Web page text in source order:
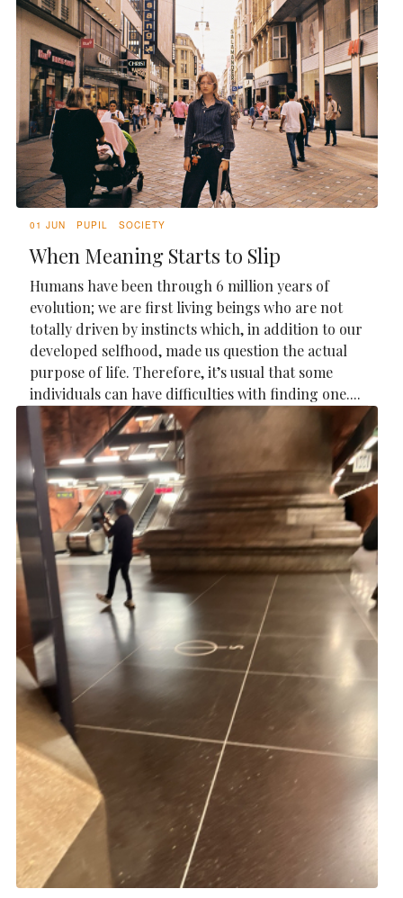
01 JUN PUPIL SOCIETY
When Meaning Starts to Slip
Humans have been through 6 million years of
evolution; we are first living beings who are not
totally driven by instincts which, in addition to our
developed selfhood, made us question the actual
purpose of life. Therefore, it’s usual that some
individuals can have difficulties with finding one....